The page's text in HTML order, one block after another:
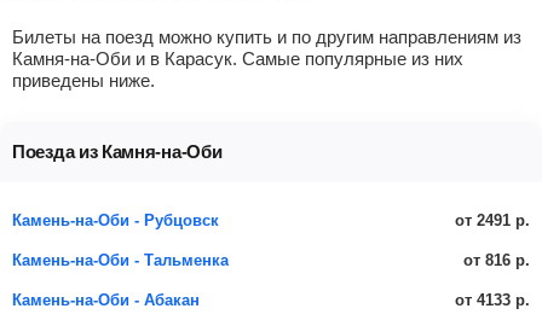
Билеты на поезд можно купить и по другим направлениям из
Камня-на-Оби и в Карасук. Самые популярные из них
приведены ниже.
Поезда из Камня-на-Оби
Камень-на-Оби - Рубцовск от 2491 р.
Камень-на-Оби - Тальменка от 816 р.
Камень-на-Оби - Абакан от 4133 р.